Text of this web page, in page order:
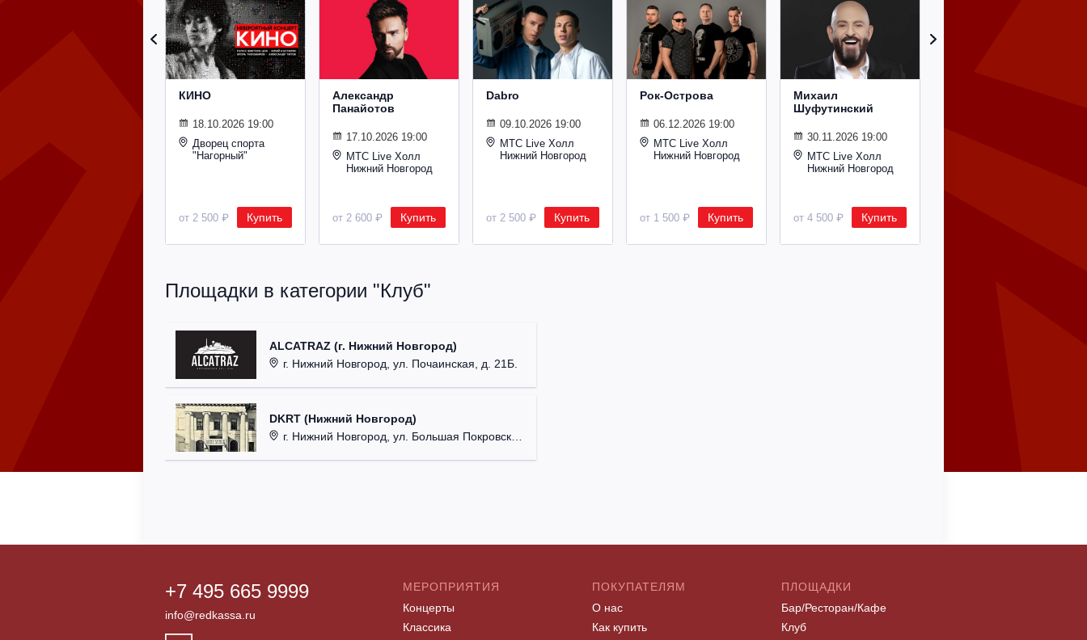
КИНО
18.10.2026 19:00
Дворец спорта
"Нагорный"
от 2 500 ₽ Купить
Александр
Панайотов
17.10.2026 19:00
МТС Live Холл
Нижний Новгород
от 2 600 ₽ Купить
Dabro
09.10.2026 19:00
МТС Live Холл
Нижний Новгород
от 2 500 ₽ Купить
Рок-Острова
06.12.2026 19:00
МТС Live Холл
Нижний Новгород
от 1 500 ₽ Купить
Михаил
Шуфутинский
30.11.2026 19:00
МТС Live Холл
Нижний Новгород
от 4 500 ₽ Купить
Площадки в категории "Клуб"
ALCATRAZ (г. Нижний Новгород)
г. Нижний Новгород, ул. Почаинская, д. 21Б.
DKRT (Нижний Новгород)
г. Нижний Новгород, ул. Большая Покровская, д. 18.
+7 495 665 9999
info@redkassa.ru
МЕРОПРИЯТИЯ
Концерты
Классика
ПОКУПАТЕЛЯМ
О нас
Как купить
ПЛОЩАДКИ
Бар/Ресторан/Кафе
Клуб